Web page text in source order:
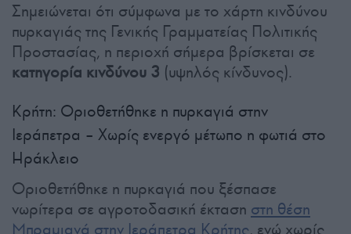
Σημειώνεται ότι σύμφωνα με το χάρτη κινδύνου
πυρκαγιάς της Γενικής Γραμματείας Πολιτικής
Προστασίας, η περιοχή σήμερα βρίσκεται σε
κατηγορία κινδύνου 3 (υψηλός κίνδυνος).
Κρήτη: Οριοθετήθηκε η πυρκαγιά στην
Ιεράπετρα – Χωρίς ενεργό μέτωπο η φωτιά στο
Ηράκλειο
Οριοθετήθηκε η πυρκαγιά που ξέσπασε
νωρίτερα σε αγροτοδασική έκταση στη θέση
Μπραμιανά στην Ιεράπετρα Κρήτης, ενώ χωρίς